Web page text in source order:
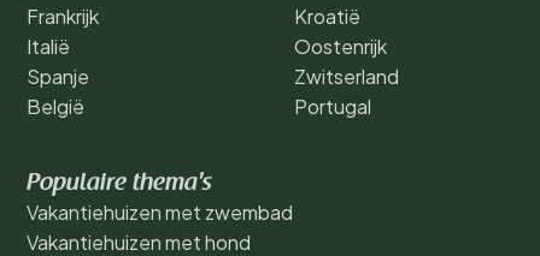
Frankrijk
Italië
Spanje
België
Kroatië
Oostenrijk
Zwitserland
Portugal
Populaire thema's
Vakantiehuizen met zwembad
Vakantiehuizen met hond